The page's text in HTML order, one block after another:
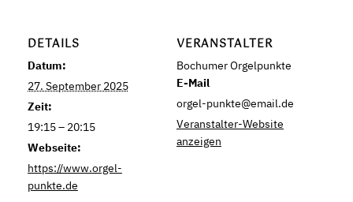
DETAILS
Datum:
27. September 2025
Zeit:
19:15 – 20:15
Webseite:
https://www.orgel-
punkte.de
VERANSTALTER
Bochumer Orgelpunkte
E-Mail
orgel-punkte@email.de
Veranstalter-Website
anzeigen